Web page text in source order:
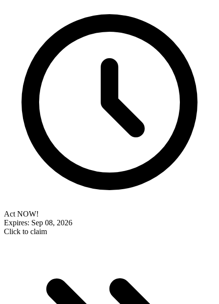
Act NOW!
Expires: Sep 08, 2026
Click to claim